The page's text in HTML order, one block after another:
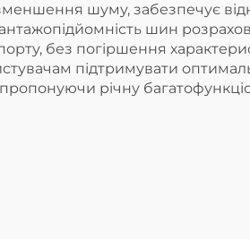
шуму, забезпечує
шин
без погіршення
підтримувати
річну